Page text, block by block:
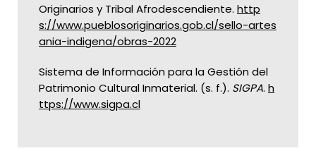
Originarios y Tribal Afrodescendiente. http
s://www.pueblosoriginarios.gob.cl/sello-artes
ania-indigena/obras-2022
Sistema de Información para la Gestión del
Patrimonio Cultural Inmaterial. (s. f.). SIGPA. h
ttps://www.sigpa.cl